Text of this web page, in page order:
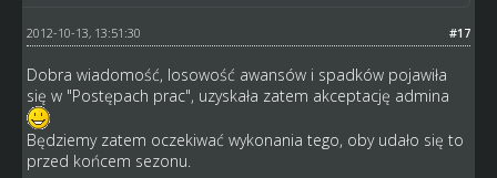
#17
2012-10-13, 13:51:30
Dobra wiadomość, losowość awansów i spadków pojawiła
się w "Postępach prac", uzyskała zatem akceptację admina
Będziemy zatem oczekiwać wykonania tego, oby udało się to
przed końcem sezonu.